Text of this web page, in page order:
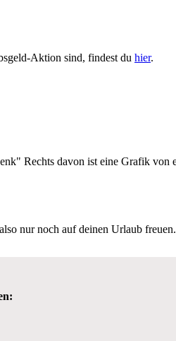
Aktion sind, findest du hier.
nur noch auf deinen Urlaub freuen.